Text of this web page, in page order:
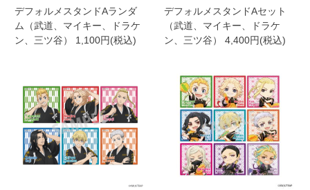
デフォルメスタンドAランダ
ム（武道、マイキー、ドラケ
ン、三ツ谷） 1,100円(税込)
デフォルメスタンドAセット
（武道、マイキー、ドラケ
ン、三ツ谷） 4,400円(税込)